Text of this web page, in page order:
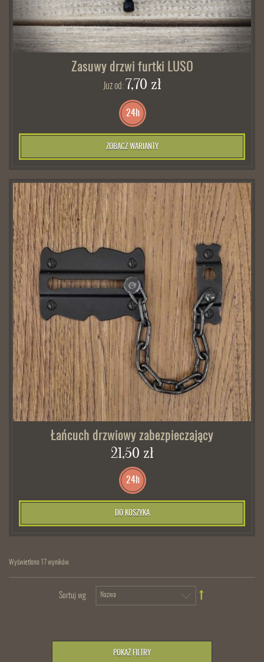
Zasuwy drzwi furtki LUSO
Już od: 7,70 zł
24h
ZOBACZ WARIANTY
Łańcuch drzwiowy zabezpieczający
21,50 zł
24h
DO KOSZYKA
Wyświetlono 17 wyników
Sortuj wg
POKAŻ FILTRY